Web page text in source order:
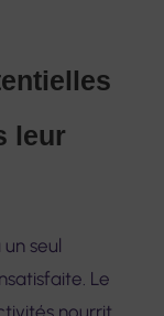
leur
seul
Le